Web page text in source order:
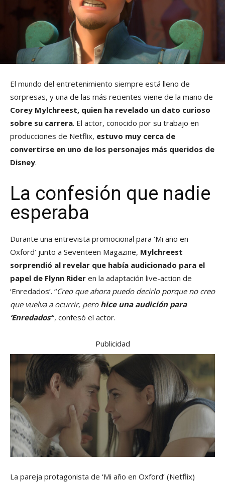
El mundo del entretenimiento siempre está lleno de
sorpresas, y una de las más recientes viene de la mano de
Corey Mylchreest, quien ha revelado un dato curioso
sobre su carrera. El actor, conocido por su trabajo en
producciones de Netflix, estuvo muy cerca de
convertirse en uno de los personajes más queridos de
Disney.
La confesión que nadie
esperaba
Durante una entrevista promocional para ‘Mi año en
Oxford’ junto a Seventeen Magazine, Mylchreest
sorprendió al revelar que había audicionado para el
papel de Flynn Rider en la adaptación live-action de
‘Enredados’. “Creo que ahora puedo decirlo porque no creo
que vuelva a ocurrir, pero hice una audición para
‘Enredados’“, confesó el actor.
Publicidad
La pareja protagonista de ‘Mi año en Oxford’ (Netflix)